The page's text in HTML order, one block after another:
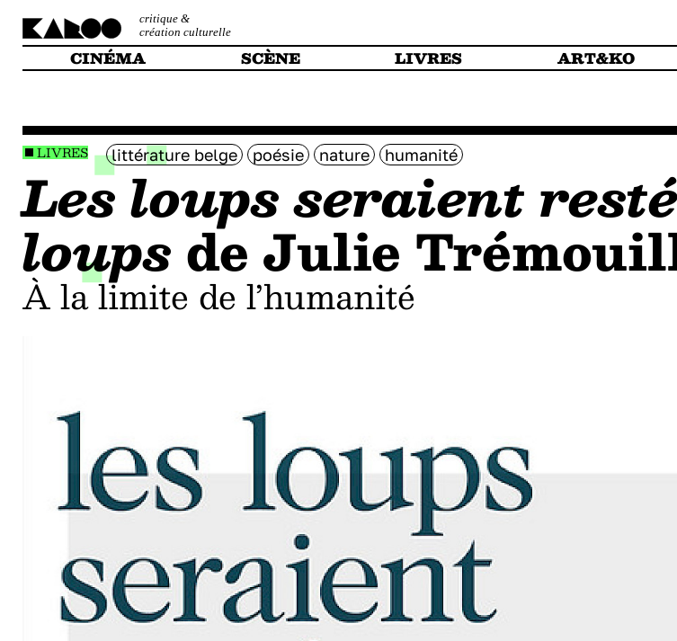
critique &
création culturelle
CINÉMA SCÈNE LIVRES ART&KO
LIVRES littérature belge poésie nature humanité
Les loups seraient
loupsde Julie
À la limite de l’humanité